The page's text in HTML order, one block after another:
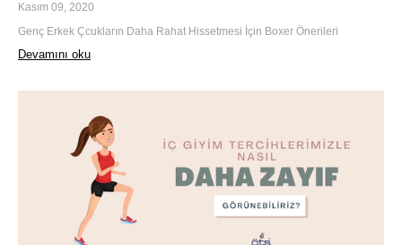
Kasım 09, 2020
Genç Erkek Çcukların Daha Rahat Hissetmesi İçin Boxer Önerileri
Devamını oku